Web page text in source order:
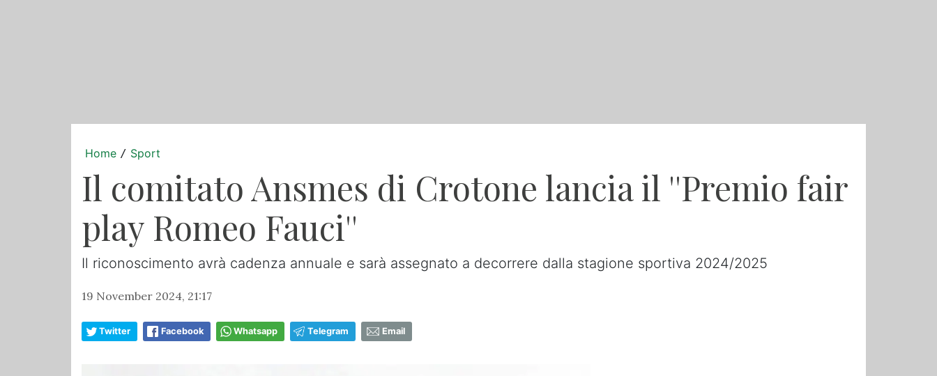
Home / Sport
Il comitato Ansmes di Crotone lancia il ''Premio fair
play Romeo Fauci''
Il riconoscimento avrà cadenza annuale e sarà assegnato a decorrere dalla stagione sportiva 2024/2025
19 November 2024, 21:17
Twitter Facebook Whatsapp Telegram Email